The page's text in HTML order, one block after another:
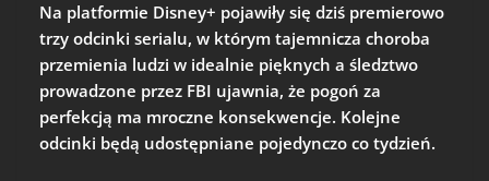
Na platformie Disney+ pojawiły się dziś premierowo
trzy odcinki serialu, w którym tajemnicza choroba
przemienia ludzi w idealnie pięknych a śledztwo
prowadzone przez FBI ujawnia, że pogoń za
perfekcją ma mroczne konsekwencje. Kolejne
odcinki będą udostępniane pojedynczo co tydzień.